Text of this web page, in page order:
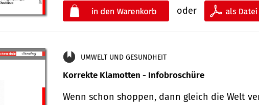
oder
UMWELT UND GESUNDHEIT
Korrekte Klamotten - Infobroschüre
Wenn schon shoppen, dann gleich die Welt